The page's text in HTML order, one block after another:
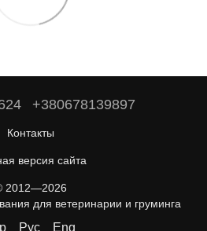
+380678139897
Контакты
версия сайта
2012—2026
для ветеринарии и груминга
Рус Eng